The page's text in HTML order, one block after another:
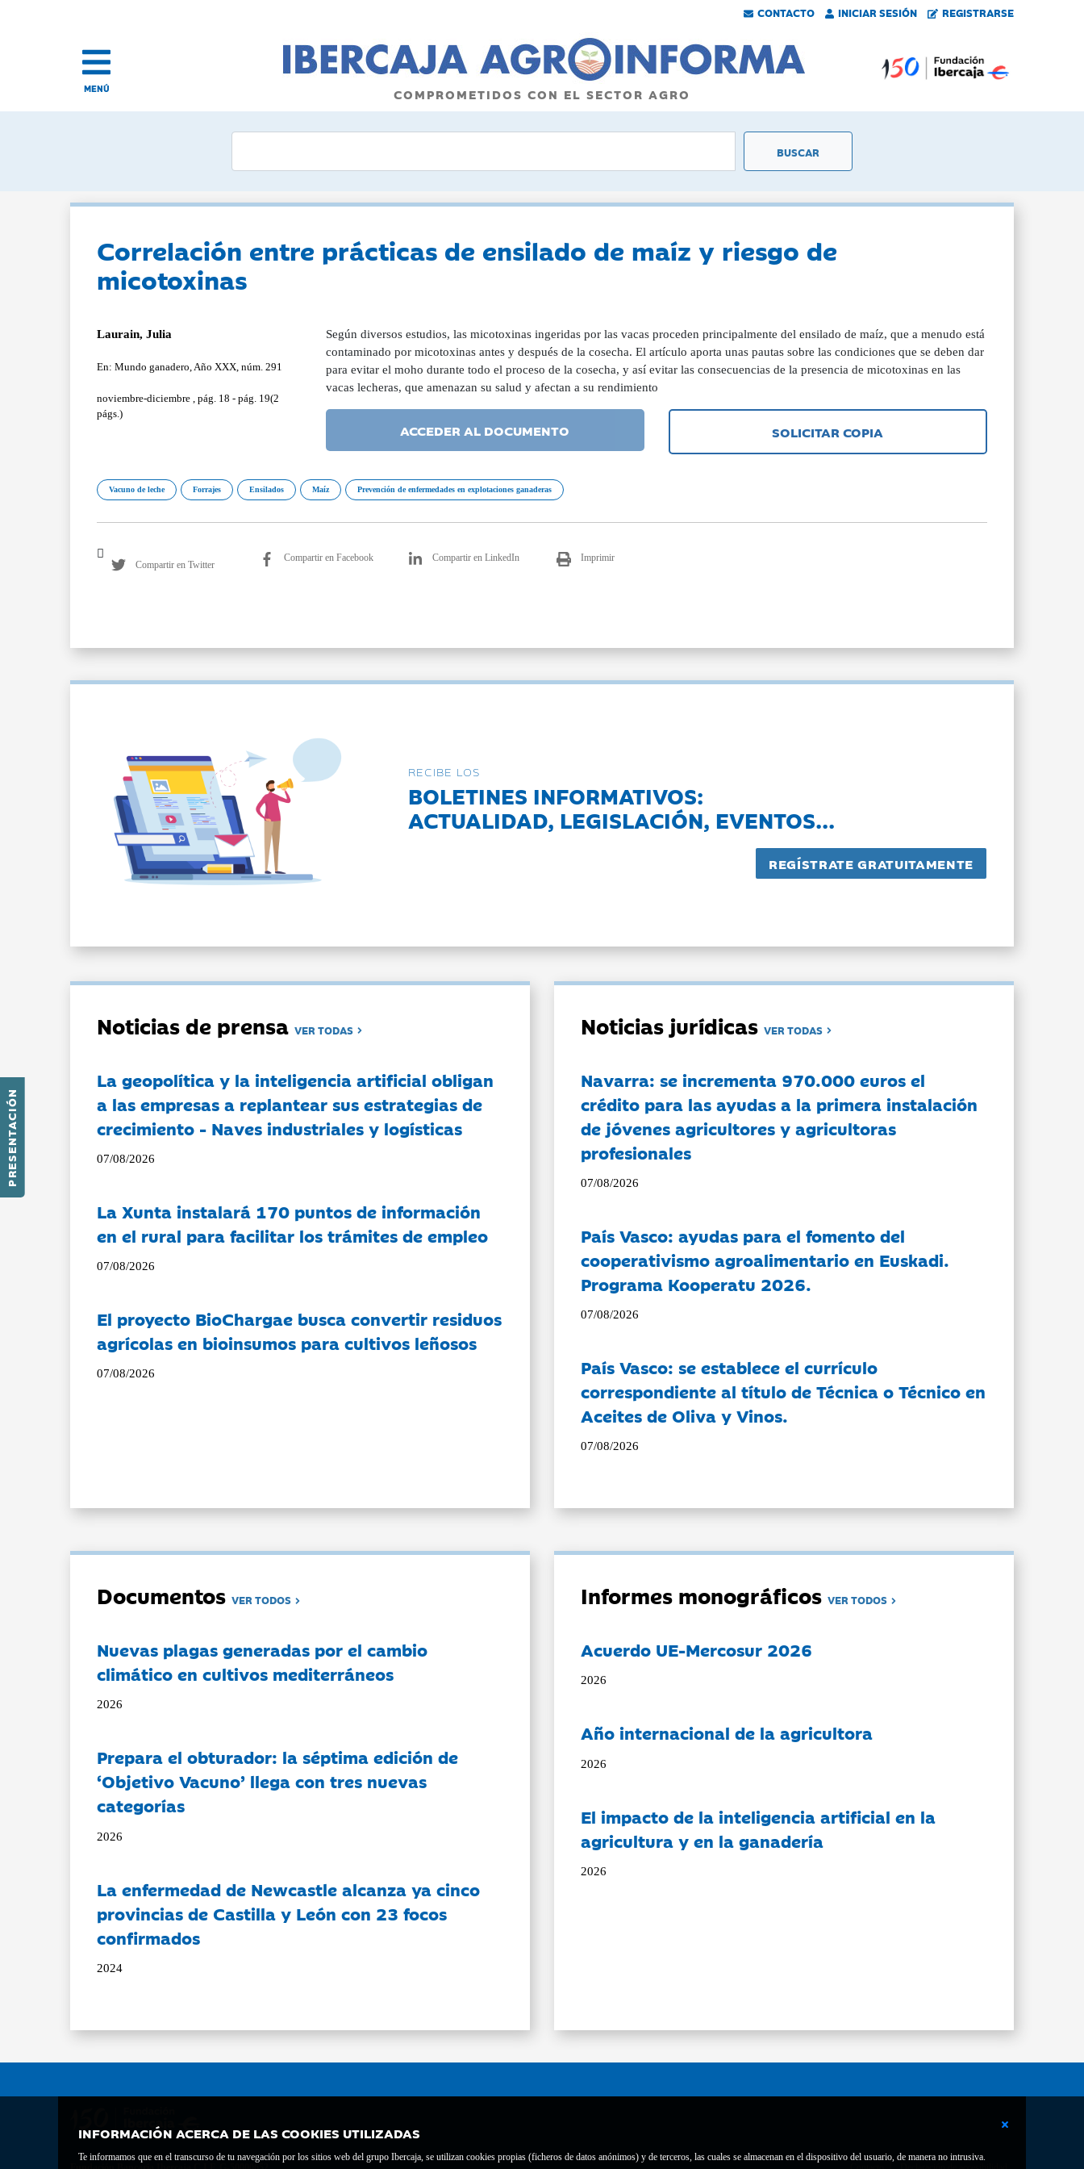
CONTACTO INICIAR SESIÓN REGISTRARSE
PRESENTACIÓN
MENÚ COMPROMETIDOS CON EL SECTOR AGRO
INFORMACIÓN ACERCA DE LAS COOKIES UTILIZADAS
Te informamos que en el transcurso de tu navegación por los sitios web del grupo Ibercaja, se utilizan cookies propias (ficheros de datos anónimos) y de terceros, las cuales se almacenan en el dispositivo del usuario, de manera no intrusiva.
Correlación entre prácticas de ensilado de maíz y riesgo de
micotoxinas
Laurain, Julia
En: Mundo ganadero, Año XXX, núm. 291
noviembre-diciembre , pág. 18 - pág. 19(2
págs.)
Según diversos estudios, las micotoxinas ingeridas por las vacas proceden principalmente del ensilado de maíz, que a menudo está
contaminado por micotoxinas antes y después de la cosecha. El artículo aporta unas pautas sobre las condiciones que se deben dar
para evitar el moho durante todo el proceso de la cosecha, y así evitar las consecuencias de la presencia de micotoxinas en las
vacas lecheras, que amenazan su salud y afectan a su rendimiento
ACCEDER AL DOCUMENTO SOLICITAR COPIA
Vacuno de leche Forrajes Ensilados Maíz Prevención de enfermedades en explotaciones ganaderas
Compartir en Twitter
Compartir en Facebook Compartir en LinkedIn Imprimir
RECIBE LOS
BOLETINES INFORMATIVOS:
ACTUALIDAD, LEGISLACIÓN, EVENTOS...
Noticias de prensaVER TODAS
La geopolítica y la inteligencia artificial obligan
a las empresas a replantear sus estrategias de
crecimiento - Naves industriales y logísticas
07/08/2026
La Xunta instalará 170 puntos de información
en el rural para facilitar los trámites de empleo
07/08/2026
El proyecto BioChargae busca convertir residuos
agrícolas en bioinsumos para cultivos leñosos
07/08/2026
Noticias jurídicasVER TODAS
Navarra: se incrementa 970.000 euros el
crédito para las ayudas a la primera instalación
de jóvenes agricultores y agricultoras
profesionales
07/08/2026
País Vasco: ayudas para el fomento del
cooperativismo agroalimentario en Euskadi.
Programa Kooperatu 2026.
07/08/2026
País Vasco: se establece el currículo
correspondiente al título de Técnica o Técnico en
Aceites de Oliva y Vinos.
07/08/2026
DocumentosVER TODOS
Nuevas plagas generadas por el cambio
climático en cultivos mediterráneos
2026
Prepara el obturador: la séptima edición de
‘Objetivo Vacuno’ llega con tres nuevas
categorías
2026
La enfermedad de Newcastle alcanza ya cinco
provincias de Castilla y León con 23 focos
confirmados
2024
Informes monográficosVER TODOS
Acuerdo UE-Mercosur 2026
2026
Año internacional de la agricultora
2026
El impacto de la inteligencia artificial en la
agricultura y en la ganadería
2026